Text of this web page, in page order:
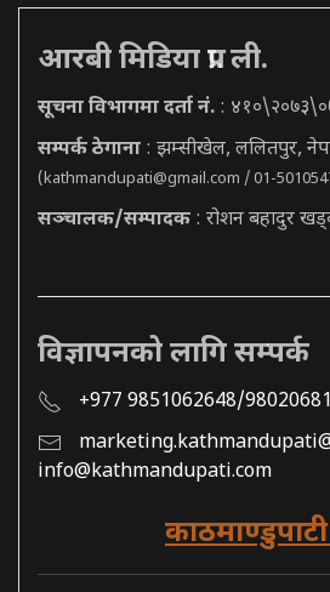
आरबी मिडिया प्रा. ली.
सूचना विभागमा दर्ता नं. :
सम्पर्क ठेगाना : झम्सीखेल, ललितपुर,
(kathmandupati@gmail.com / 01-
सञ्चालक/सम्पादक : रोशन बहादुर
विज्ञापनको लागि सम्पर्क
+977 9851062648/
info@kathmandupati.com